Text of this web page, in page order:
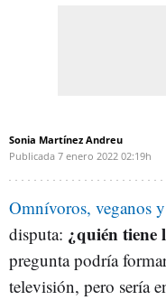
Sonia Martínez Andreu
Publicada 7 enero 2022 02:19h
Omnívoros, veganos
disputa: ¿quién tiene
pregunta podría
televisión, pero sería